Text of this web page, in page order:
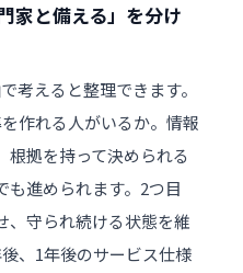
家と備える」を分け
考えると整理できます。
作れる人がいるか。情報
根拠を持って決められる
も進められます。2つ目
、守られ続ける状態を維
、1年後のサービス仕様